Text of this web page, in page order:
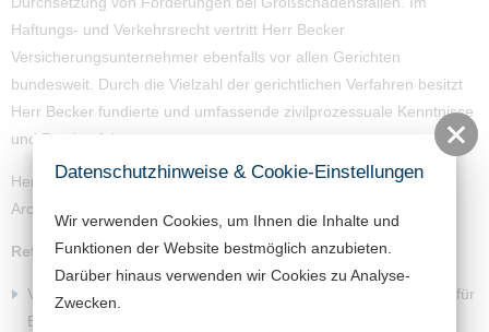
Haftungs- und Verkehrsrecht vertritt Herr Becker
Versicherungsunternehmer ebenfalls vor allen Gerichten
bundesweit. Durch die Vielzahl der gerichtlichen Verfahren besitzt
Herr Becker fundierte und umfassende zivilprozessuale Kenntnisse
und Praxiserfahrung.
Herr Becker hat den Fachanwaltslehrgang für Bau- und
Architektenrecht gemäß FAO erfolgreich absolviert.
Referenzen –auszugsweise:
Vertretung namhafter Haftpflichtversicherer in Haftpflichtfällen für
Bauunternehmen und Architekten, sowie Verkehrs- und
Datenschutzhinweise & Cookie-Einstellungen
Wir verwenden Cookies, um Ihnen die Inhalte und
Funktionen der Website bestmöglich anzubieten.
Darüber hinaus verwenden wir Cookies zu Analyse-
Zwecken.